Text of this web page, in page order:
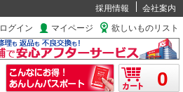
採用情報
会社案内
ログイン マイページ 欲しいものリスト
0